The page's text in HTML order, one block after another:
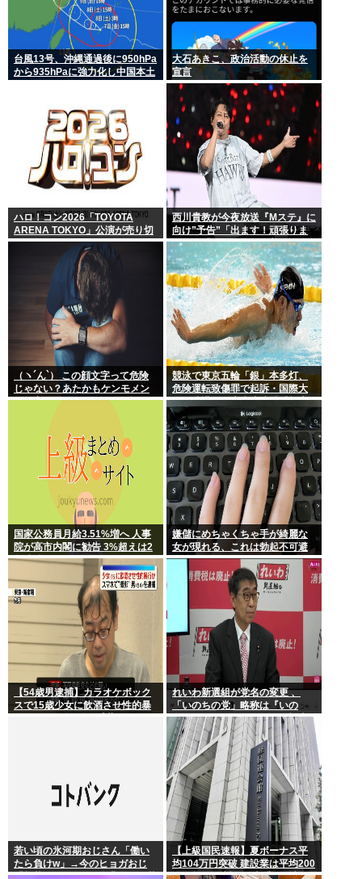
台風13号、沖縄通過後に950hPa
から935hPaに強力化し中国本土
大石あきこ、政治活動の休止を
宣言
ハロ！コン2026「TOYOTA
ARENA TOKYO」公演が売り切
れない
西川貴教が今夜放送『Mステ』に
向け”予告”「出ます！頑張りま
す！」「恐らくアレも着ま
す！」期待膨らむ
（ヽ´ん`） この顔文字って危険
じゃない？あたかもケンモメン
が無害で優しい一般人だと誤解
競泳で東京五輪「銀」本多灯、
危険運転致傷罪で起訴・国際大
会を辞退…日本水泳連盟「報告
が遅れお詫び」
国家公務員月給3.51%増へ 人事
院が高市内閣に勧告 3%超えは2
年連続
嫌儲にめちゃくちゃ手が綺麗な
女が現れる、これは勃起不可避
【54歳男逮捕】カラオケボック
スで15歳少女に飲酒させ性的暴
れいわ新選組が党名の変更 、
「いのちの党」略称は『いの
ち』 SNSではTIM・ゴルゴ松本
に言及「ゴルゴ出馬確定」「党
首は決まり」
若い頃の氷河期おじさん「働い
たら負けw」→今のヒョガおじ
「惣菜たけぇよ..」 自業自得で草
【上級国民速報】夏ボーナス平
均104万円突破 建設業は平均200
万円超 なお対象は大手163社93